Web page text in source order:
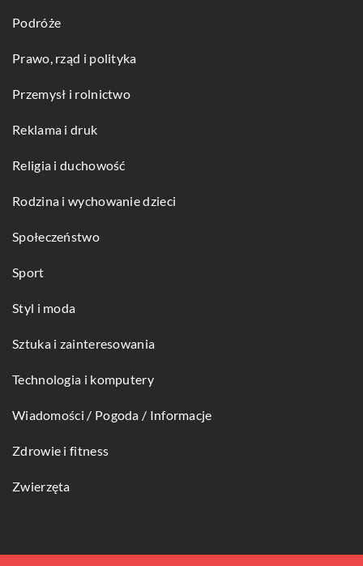
Podróże
Prawo, rząd i polityka
Przemysł i rolnictwo
Reklama i druk
Religia i duchowość
Rodzina i wychowanie dzieci
Społeczeństwo
Sport
Styl i moda
Sztuka i zainteresowania
Technologia i komputery
Wiadomości / Pogoda / Informacje
Zdrowie i fitness
Zwierzęta